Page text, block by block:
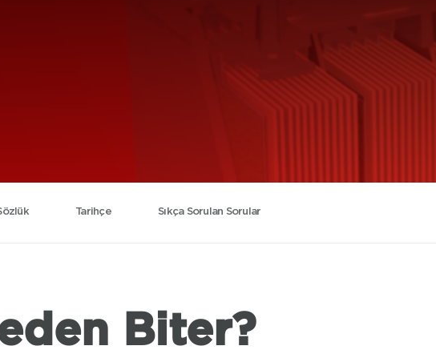
Tarihçe Sıkça Sorulan Sorular
Biter?